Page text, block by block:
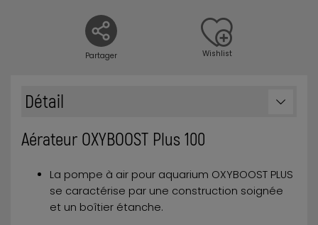
Partager Wishlist
Détail
Aérateur OXYBOOST Plus 100
La pompe à air pour aquarium OXYBOOST PLUS
se caractérise par une construction soignée
et un boîtier étanche.